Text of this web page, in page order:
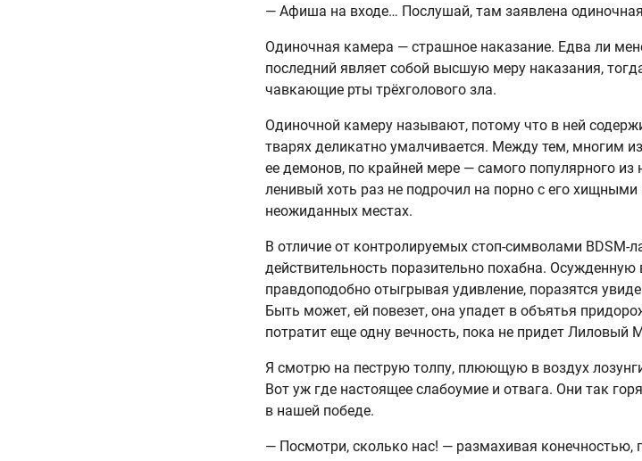
— Афиша на входе… Послушай, там заявлена одиночная
Одиночная камера — страшное наказание. Едва ли
последний являет собой высшую меру наказания,
чавкающие рты трёхголового зла.
Одиночной камеру называют, потому что в ней
тварях деликатно умалчивается. Между тем, многим
ее демонов, по крайней мере — самого популярного
ленивый хоть раз не подрочил на порно с его
неожиданных местах.
В отличие от контролируемых стоп-символами
действительность поразительно похабна.
правдоподобно отыгрывая удивление, поразятся
Быть может, ей повезет, она упадет в объятья
потратит еще одну вечность, пока не придет Лиловый
Я смотрю на пеструю толпу, плюющую в воздух
Вот уж где настоящее слабоумие и отвага. Они так
в нашей победе.
— Посмотри, сколько нас! — размахивая